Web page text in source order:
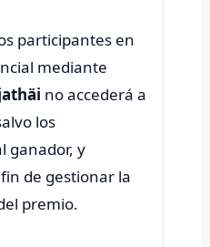
participantes en
mediante
no accederá a
los
ganador, y
de gestionar la
premio.